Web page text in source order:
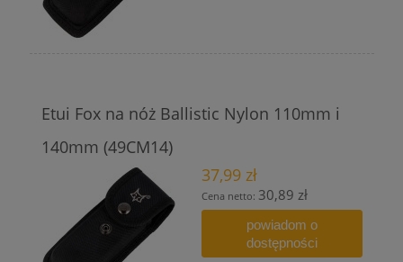
Etui Fox na nóż Ballistic Nylon 110mm i
140mm (49CM14)
37,99 zł
Cena netto: 30,89 zł
powiadom o
dostępności